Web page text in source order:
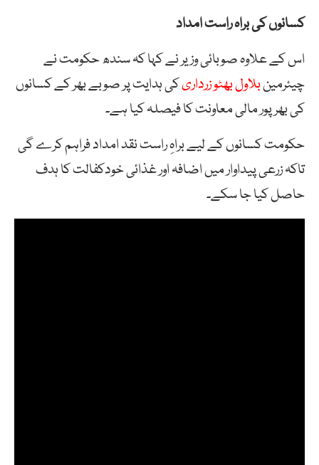
کسانوں کی براہ راست امداد
اس کے علاوہ صوبائی وزیر نے کہا کہ سندھ حکومت نے
چیئرمینبلاول بھٹو زرداریکی ہدایت پر صوبے بھر کے کسانوں
کی بھرپور مالی معاونت کا فیصلہ کیا ہے۔
حکومت کسانوں کے لیے براہِ راست نقد امداد فراہم کرے گی
تاکہ زرعی پیداوار میں اضافہ اور غذائی خودکفالت کا ہدف
حاصل کیا جا سکے۔